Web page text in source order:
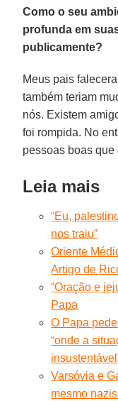
Como o seu
profunda em
publicamente?
Meus pais
também teriam
nós. Existem
foi rompida. No
pessoas boas
Leia mais
“Eu,
nos traiu”
Oriente
Artigo de
“Oração e
Papa
O Papa
“onde a
Varsóvia e
mesmo